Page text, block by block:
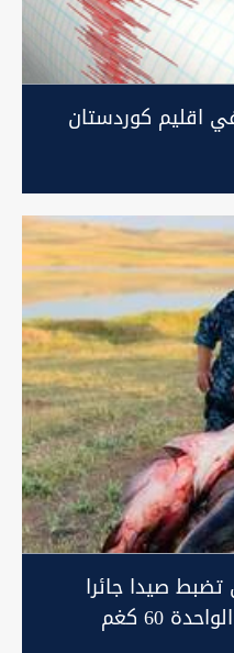
اقليم كوردستان
صيدا جائرا
60 كغم